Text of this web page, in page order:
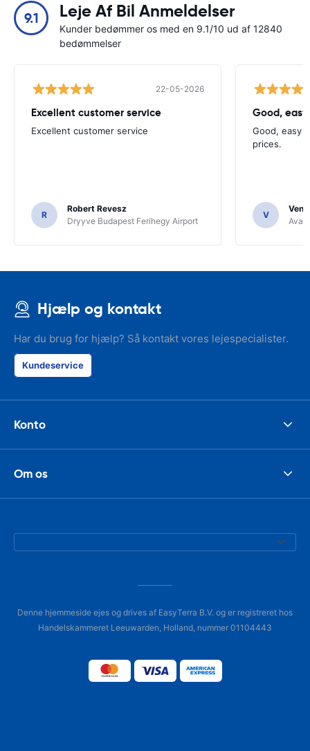
9.1 Leje Af Bil Anmeldelser
Kunder bedømmer os med en 9.1/10 ud af 12840
bedømmelser
22-05-2026
Excellent customer service
Excellent customer service
R
Robert Revesz
Dryyve Budapest Ferihegy Airport
Good,
Good, easy
prices.
V
Hjælp og kontakt
Har du brug for hjælp? Så kontakt vores lejespecialister.
Kundeservice
Konto
Om os
Denne hjemmeside ejes og drives af EasyTerra B.V. og er registreret hos
Handelskammeret Leeuwarden, Holland, nummer 01104443